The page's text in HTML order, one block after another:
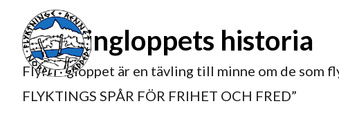
Flyktingloppets historia
Flyktingloppet är en tävling till minne om de som
FLYKTINGS SPÅR FÖR FRIHET OCH FRED”